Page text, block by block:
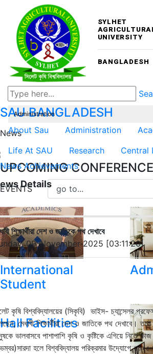
SYLHET
UNIVERSITY
BANGLADESH
SAUBANGLADESH
About Sau Administration
Life At SAU
Research Central
UPCOMING
EVENTS
International
Student
Hall Facilities
Administration
News
News Achievements
Details
শিক্ষার্থীরা দেশ ও জাতিকে পথ দেখাবে
09-November-2025 [03:11:20]
কৃষি বিশ্ববিদ্যালয়ের (সিকৃবি) ভাইস- চ্যান্সেলর
মেধাবী শিক্ষার্থীরা দেশ ও জাতিকে পথ দেখাবে।
ভালবাসবে পাশাপাশি কৃষি ও কৃষ্টিকে এগিয়ে নিতে
হলে বিশ্ববিদ্যালয় পরিক্রমার উদ্যোগে ২০২৫